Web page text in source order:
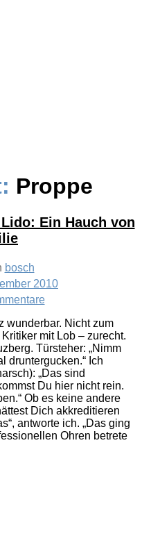
Proppe
Ein Hauch von
bosch
2010
zu
Erdmöbel
17.09.2010
im
Lido:
Ein
Hauch
von
Petersilie
wunderbar. Nicht zum
mit Lob – zurecht.
Türsteher: „Nimm
druntergucken.“ Ich
„Das sind
Du hier nicht rein.
Ob es keine andere
Dich akkreditieren
antworte ich. „Das ging
Ohren betrete